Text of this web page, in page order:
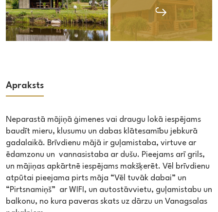
Apraksts
Neparastā mājiņā ģimenes vai draugu lokā iespējams
baudīt mieru, klusumu un dabas klātesamību jebkurā
gadalaikā. Brīvdienu mājā ir guļamistaba, virtuve ar
ēdamzonu un vannasistaba ar dušu. Pieejams arī grils,
un mājiņas apkārtnē iespējams makšķerēt. Vēl brīvdienu
atpūtai pieejama pirts māja “Vēl tuvāk dabai” un
“Pirtsnamiņš” ar WIFI, un autostāvvietu, guļamistabu un
balkonu, no kura paveras skats uz dārzu un Vanagsalas